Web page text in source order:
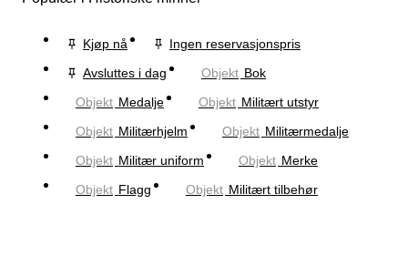
Kjøp nå
Ingen reservasjonspris
Avsluttes i dag
Objekt Bok
Objekt Medalje Objekt Militært utstyr
Objekt Militærhjelm Objekt Militærmedalje
Objekt Militær uniform Objekt Merke
Objekt Flagg Objekt Militært tilbehør